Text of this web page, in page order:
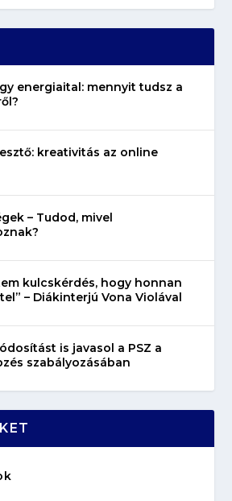
energiaital: mennyit tudsz a
kreativitás az online
– Tudod, mivel
kulcskérdés, hogy honnan
– Diákinterjú Vona Violával
is javasol a PSZ a
szabályozásában